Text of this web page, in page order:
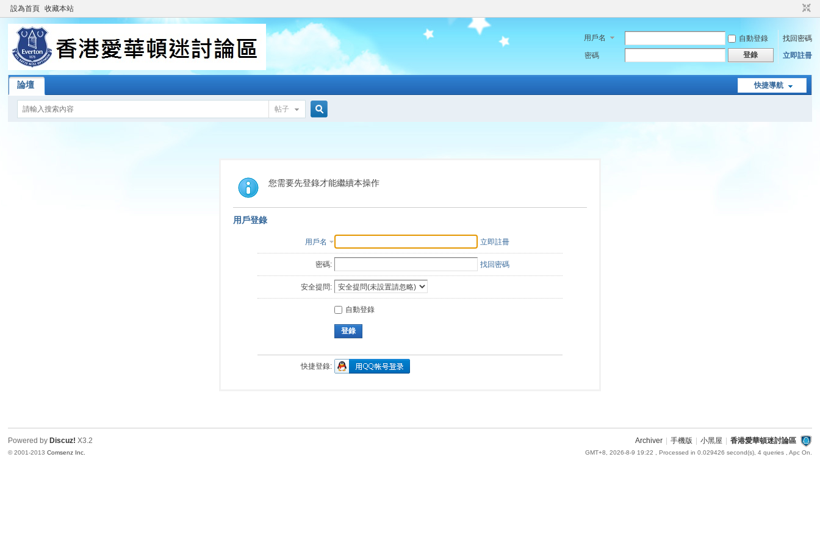
設為首頁 收藏本站
用戶名 自動登錄
找回密碼
密碼
登錄 立即註冊
快捷導航
論壇
帖子
索
您需要先登錄才能繼續本操作
用戶登錄
用戶名 立即註冊
密碼: 找回密碼
安全提問:
自動登錄
登錄
快捷登錄:
Archiver 手機版 小黑屋 香港愛華頓迷討論區
GMT+8, 2026-8-9 19:22 , Processed in 0.029426 second(s), 4 queries , Apc On.
Powered by Discuz! X3.2
© 2001-2013Comsenz Inc.